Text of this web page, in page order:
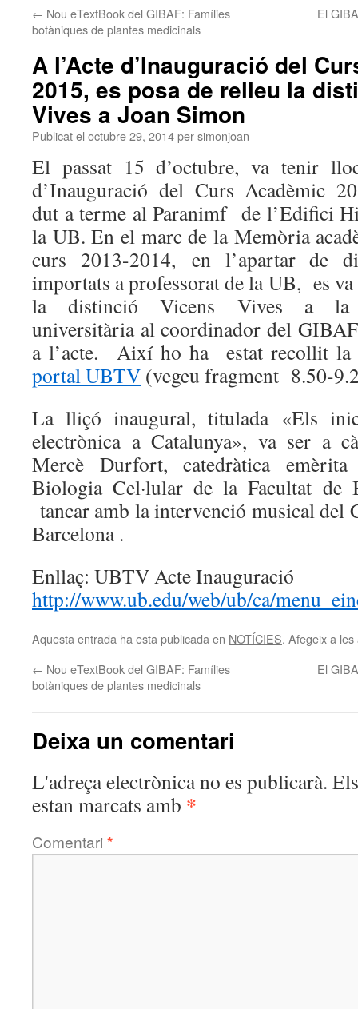
← Nou eTextBook del GIBAF: Famílies
botàniques de plantes medicinals
El
A l’Acte d’Inauguració del
2015, es posa de relleu la
Vives a Joan Simon
Publicat el octubre 29, 2014persimonjoan
El passat 15 d’octubre, va tenir
d’Inauguració del Curs Acadèmic
dut a terme al Paranimf de l’Edifici
la UB. En el marc de la Memòria
curs 2013-2014, en l’apartar de
importats a professorat de la UB, es
la distinció Vicens Vives a la
universitària al coordinador del
a l’acte. Així ho ha estat recollit
portal UBTV (vegeu fragment 8.50-
La lliçó inaugural, titulada «Els
electrònica a Catalunya», va ser a
Mercè Durfort, catedràtica
Biologia Cel·lular de la Facultat de
tancar amb la intervenció musical del
Barcelona .
Enllaç: UBTV Acte Inauguració
http://www.ub.edu/web/ub/ca/
Aquesta entrada ha esta publicada en NOTÍCIES. Afegeix a
← Nou eTextBook del GIBAF: Famílies
botàniques de plantes medicinals
El
Deixa un comentari
L'adreça electrònica no es publicarà.
estan marcats amb *
Comentari *